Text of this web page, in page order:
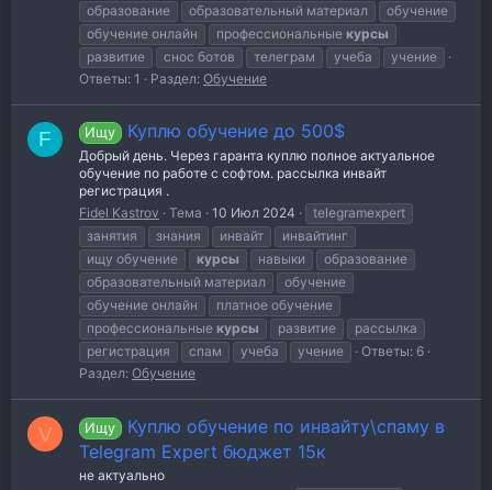
образование
образовательный материал
обучение
обучение онлайн
профессиональные курсы
развитие
снос ботов телеграм учеба
учение
Ответы: 1
Раздел: Обучение
F Ищу Куплю обучение до 500$
Добрый день. Через гаранта куплю полное актуальное
обучение по работе с софтом. рассылка инвайт
регистрация .
Fidel Kastrov
Тема 10 Июл 2024
telegramexpert
занятия
знания инвайт
инвайтинг
ищу обучение
курсы навыки
образование
образовательный материал
обучение
обучение онлайн
платное обучение
профессиональные курсы развитие
рассылка
регистрация
спам учеба учение
Ответы: 6
Раздел: Обучение
V Ищу
Куплю обучение по инвайту\спаму в
Telegram Expert бюджет 15к
не актуально